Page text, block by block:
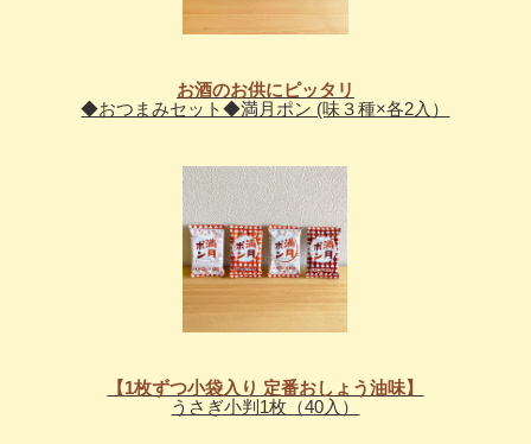
お酒のお供にピッタリ
◆おつまみセット◆満月ポン (味３種×各2入）
【1枚ずつ小袋入り 定番おしょう油味】
うさぎ小判1枚（40入）